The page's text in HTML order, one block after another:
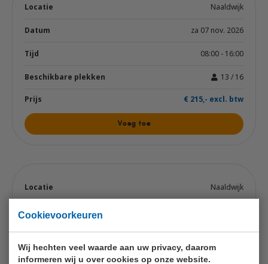
Cookievoorkeuren
Wij hechten veel waarde aan uw privacy, daarom
informeren wij u over cookies op onze website.
Naaldwijk
za 07 nov. 2026
08:00 - 16:00
13 / 16
€ 215,- excl. btw
Voeg toe
Naaldwijk
08:00 - 16:00